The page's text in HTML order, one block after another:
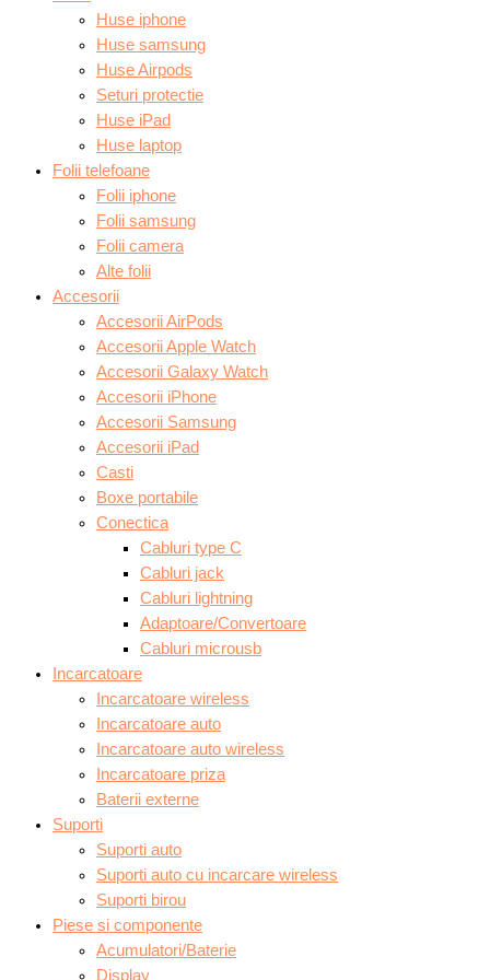
Huse iphone
Huse samsung
Huse Airpods
Seturi protectie
Huse iPad
Huse laptop
Folii telefoane
Folii iphone
Folii samsung
Folii camera
Alte folii
Accesorii
Accesorii AirPods
Accesorii Apple Watch
Accesorii Galaxy Watch
Accesorii iPhone
Accesorii Samsung
Accesorii iPad
Casti
Boxe portabile
Conectica
Cabluri type C
Cabluri jack
Cabluri lightning
Adaptoare/Convertoare
Cabluri microusb
Incarcatoare
Incarcatoare wireless
Incarcatoare auto
Incarcatoare auto wireless
Incarcatoare priza
Baterii externe
Suporti
Suporti auto
Suporti auto cu incarcare wireless
Suporti birou
Piese si componente
Acumulatori/Baterie
Display